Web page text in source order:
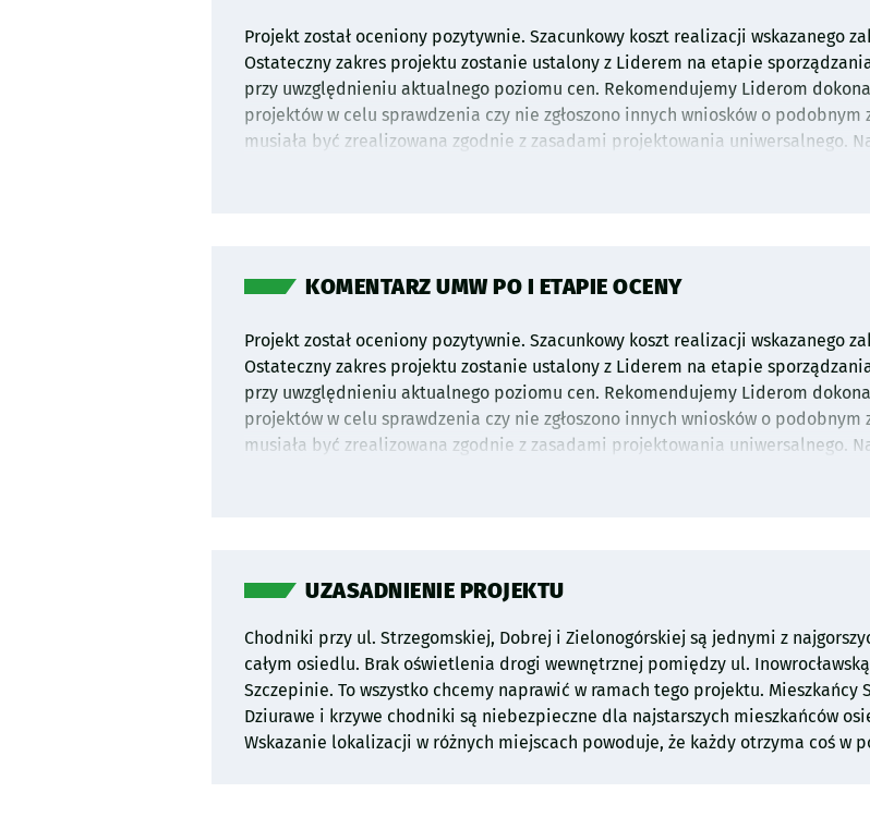
Projekt został oceniony pozytywnie. Szacunkowy koszt realizacji wskazanego
Ostateczny zakres projektu zostanie ustalony z Liderem na etapie
przy uwzględnieniu aktualnego poziomu cen. Rekomendujemy Liderom
projektów w celu sprawdzenia czy nie zgłoszono innych wniosków o
musiała być zrealizowana zgodnie z zasadami projektowania uniwersalnego.
KOMENTARZ UMW PO I ETAPIE OCENY
Projekt został oceniony pozytywnie. Szacunkowy koszt realizacji wskazanego
Ostateczny zakres projektu zostanie ustalony z Liderem na etapie
przy uwzględnieniu aktualnego poziomu cen. Rekomendujemy Liderom
projektów w celu sprawdzenia czy nie zgłoszono innych wniosków o
musiała być zrealizowana zgodnie z zasadami projektowania uniwersalnego.
UZASADNIENIE PROJEKTU
Chodniki przy ul. Strzegomskiej, Dobrej i Zielonogórskiej są jednymi z
całym osiedlu. Brak oświetlenia drogi wewnętrznej pomiędzy ul.
Szczepinie. To wszystko chcemy naprawić w ramach tego projektu.
Dziurawe i krzywe chodniki są niebezpieczne dla najstarszych mieszkańców
Wskazanie lokalizacji w różnych miejscach powoduje, że każdy otrzyma coś w